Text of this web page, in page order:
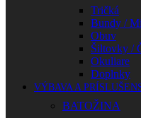
Tričká
Bundy /
Obuv
Šiltovky /
Okuliare
Doplnky
VÝBAVA A
BATOŽINA